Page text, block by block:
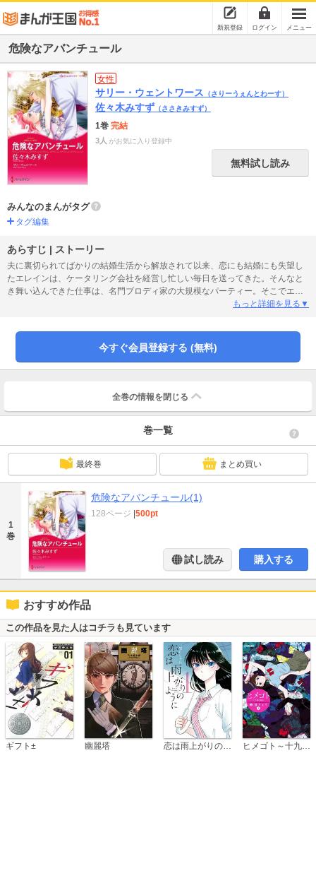
新規登録 ログイン メニュー
危険なアバンチュール
女性
サリー・ウェントワース （さりーうぇんとわーす）
佐々木みすず （ささきみすず）
1巻 完結
3人 がお気に入り登録中
無料試し読み
みんなのまんがタグ
タグ編集
あらすじ | ストーリー
夫に裏切られてばかりの結婚生活から解放されて以来、恋にも結婚にも失望し
たエレインは、ケータリング会社を経営し忙しい毎日を送ってきた。そんなと
き舞い込んできた仕事は、名門ブロディ家の大規模なパーティー。そこでエレ
インはブロディ家の当主カーラムに声をかけられ、彼の所有する別荘へと誘わ
に？ もう恋はしないと心に誓ったはずのエレインだったが、彼の誘惑に抗え
もっと詳細を見る▼
今すぐ会員登録する (無料)
全巻の情報を 閉じる
巻一覧
最終巻 まとめ買い
1
巻
危険なアバンチュール(1)
128ページ 500pt
試し読み 購入する
おすすめ作品
この作品を見た人はコチラも見ています
ギフト± 幽麗塔 恋は雨上がりのように ヒメゴト～十九歳の制服～